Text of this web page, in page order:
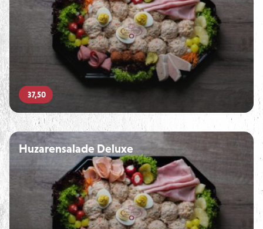
37,50
Huzarensalade Deluxe